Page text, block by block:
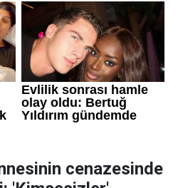
cenazesinde